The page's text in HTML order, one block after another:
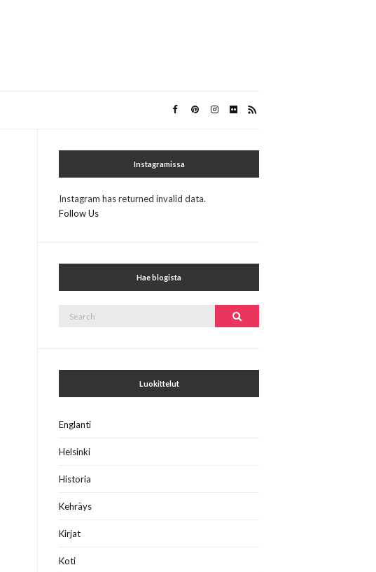
Instagramissa
Instagram has returned invalid data.
Follow Us
Hae blogista
Search
Luokittelut
Englanti
Helsinki
Historia
Kehräys
Kirjat
Koti